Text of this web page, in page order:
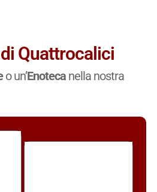
Quattrocalici
o un’Enotecanella nostra